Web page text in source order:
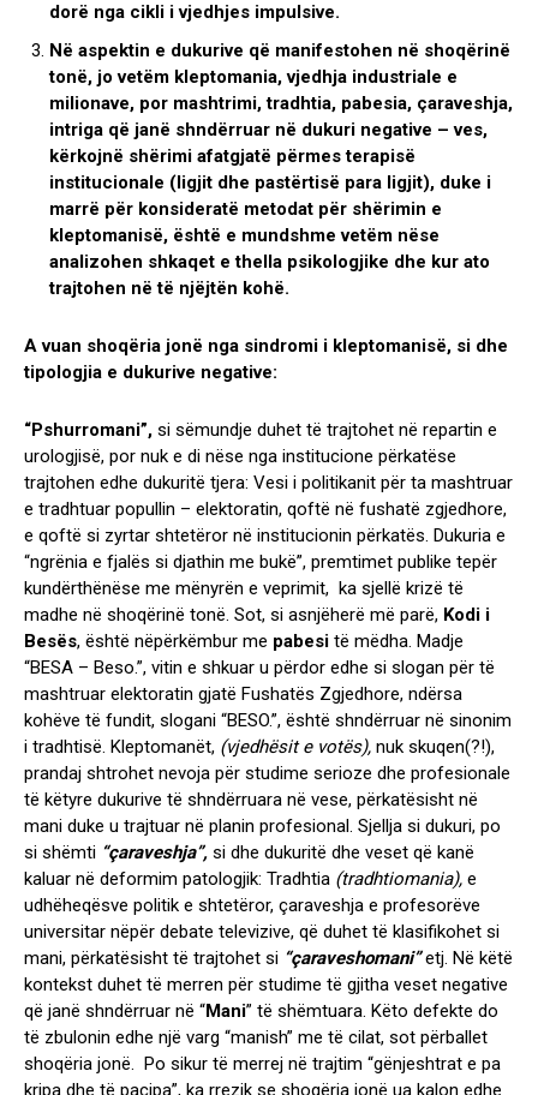
dorë nga cikli i vjedhjes impulsive.
Në aspektin e dukurive që manifestohen në shoqërinë
tonë, jo vetëm kleptomania, vjedhja industriale e
milionave, por mashtrimi, tradhtia, pabesia, çaraveshja,
intriga që janë shndërruar në dukuri negative – ves,
kërkojnë shërimi afatgjatë përmes terapisë
institucionale (ligjit dhe pastërtisë para ligjit), duke i
marrë për konsideratë metodat për shërimin e
kleptomanisë, është e mundshme vetëm nëse
analizohen shkaqet e thella psikologjike dhe kur ato
trajtohen në të njëjtën kohë.
A vuan shoqëria jonë nga sindromi i kleptomanisë, si dhe
tipologjia e dukurive negative:
“Pshurromani”, si sëmundje duhet të trajtohet në repartin e
urologjisë, por nuk e di nëse nga institucione përkatëse
trajtohen edhe dukuritë tjera: Vesi i politikanit për ta mashtruar
e tradhtuar popullin – elektoratin, qoftë në fushatë zgjedhore,
e qoftë si zyrtar shtetëror në institucionin përkatës. Dukuria e
“ngrënia e fjalës si djathin me bukë”, premtimet publike tepër
kundërthënëse me mënyrën e veprimit, ka sjellë krizë të
madhe në shoqërinë tonë. Sot, si asnjëherë më parë, Kodi i
Besës, është nëpërkëmbur me pabesi të mëdha. Madje
“BESA – Beso.”, vitin e shkuar u përdor edhe si slogan për të
mashtruar elektoratin gjatë Fushatës Zgjedhore, ndërsa
kohëve të fundit, slogani “BESO.”, është shndërruar në sinonim
i tradhtisë. Kleptomanët, (vjedhësit e votës), nuk skuqen(?!),
prandaj shtrohet nevoja për studime serioze dhe profesionale
të këtyre dukurive të shndërruara në vese, përkatësisht në
mani duke u trajtuar në planin profesional. Sjellja si dukuri, po
si shëmti “çaraveshja”, si dhe dukuritë dhe veset që kanë
kaluar në deformim patologjik: Tradhtia (tradhtiomania), e
udhëheqësve politik e shtetëror, çaraveshja e profesorëve
universitar nëpër debate televizive, që duhet të klasifikohet si
mani, përkatësisht të trajtohet si “çaraveshomani”etj. Në këtë
kontekst duhet të merren për studime të gjitha veset negative
që janë shndërruar në “Mani” të shëmtuara. Këto defekte do
të zbulonin edhe një varg “manish” me të cilat, sot përballet
shoqëria jonë. Po sikur të merrej në trajtim “gënjeshtrat e pa
kripa dhe të pacipa”, ka rrezik se shoqëria jonë ua kalon edhe